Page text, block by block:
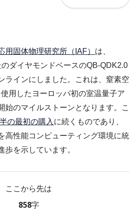
用固体物理研究所（IAF） は、
のダイヤモンドベースのQB-QDK2.0
ラインにしました。これは、窒素空
用したヨーロッパ初の室温量子ア
始のマイルストーンとなります。こ
の最初の購入に続くものであり、
高性能コンピューティング環境に統
歩を示しています。
ここから先は
858字